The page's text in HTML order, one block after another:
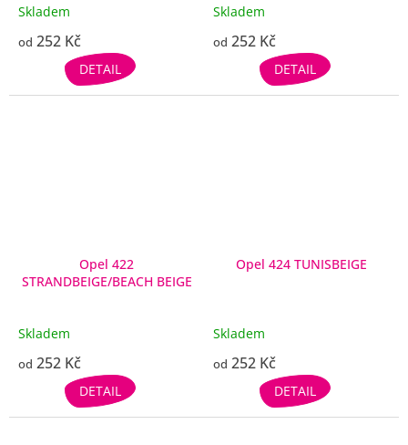
Skladem
od 252 Kč
DETAIL
Skladem
od 252 Kč
DETAIL
Opel 422
STRANDBEIGE/BEACH BEIGE
Skladem
od 252 Kč
DETAIL
Opel 424 TUNISBEIGE
Skladem
od 252 Kč
DETAIL